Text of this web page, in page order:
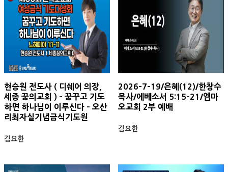
현승원 전도사 ( 디쉐어 의장,
세종 꿈의교회 ) - 꿈꾸고 기도
하면 하나님이 이루신다 - 오산
리최자실기념금식기도원
김요한
2026-7-19/은혜(12)/한창수
목사/에베소서 5:15-21/엠마
오교회 2부 예배
김요한